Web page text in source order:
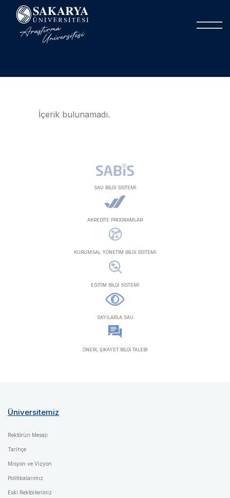
İçerik bulunamadı.
SAU BİLGİ SİSTEMİ
AKREDİTE PROGRAMLAR
KURUMSAL YÖNETİM BİLGİ SİSTEMİ
EĞİTİM BİLGİ SİSTEMİ
SAYILARLA SAU
ÖNERİ, ŞİKAYET BİLGİ TALEBİ
Üniversitemiz
Rektörün Mesajı
Tarihçe
Misyon ve Vizyon
Politikalarımız
Eski Rektörlerimiz